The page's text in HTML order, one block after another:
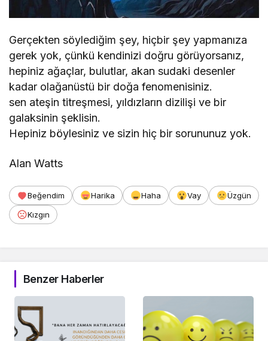
Gerçekten söylediğim şey, hiçbir şey yapmanıza
gerek yok, çünkü kendinizi doğru görüyorsanız,
hepiniz ağaçlar, bulutlar, akan sudaki desenler
kadar olağanüstü bir doğa fenomenisiniz.
sen ateşin titreşmesi, yıldızların dizilişi ve bir
galaksinin şeklisin.
Hepiniz böylesiniz ve sizin hiç bir sorununuz yok.
Alan Watts
Beğendim Harika Haha Vay
Üzgün
Kızgın
Benzer Haberler